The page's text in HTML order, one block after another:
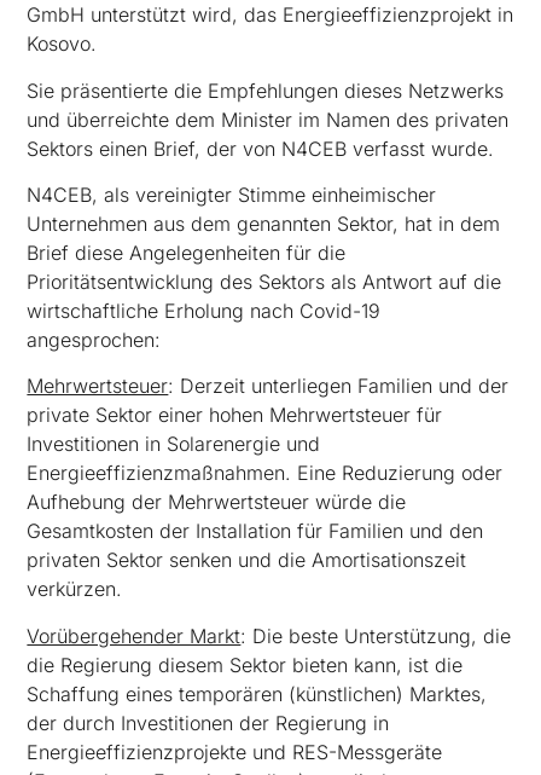
GmbH unterstützt wird, das Energieeffizienzprojekt in
Kosovo.
Sie präsentierte die Empfehlungen dieses Netzwerks
und überreichte dem Minister im Namen des privaten
Sektors einen Brief, der von N4CEB verfasst wurde.
N4CEB, als vereinigter Stimme einheimischer
Unternehmen aus dem genannten Sektor, hat in dem
Brief diese Angelegenheiten für die
Prioritätsentwicklung des Sektors als Antwort auf die
wirtschaftliche Erholung nach Covid-19
angesprochen:
Mehrwertsteuer: Derzeit unterliegen Familien und der
private Sektor einer hohen Mehrwertsteuer für
Investitionen in Solarenergie und
Energieeffizienzmaßnahmen. Eine Reduzierung oder
Aufhebung der Mehrwertsteuer würde die
Gesamtkosten der Installation für Familien und den
privaten Sektor senken und die Amortisationszeit
verkürzen.
Vorübergehender Markt: Die beste Unterstützung, die
die Regierung diesem Sektor bieten kann, ist die
Schaffung eines temporären (künstlichen) Marktes,
der durch Investitionen der Regierung in
Energieeffizienzprojekte und RES-Messgeräte